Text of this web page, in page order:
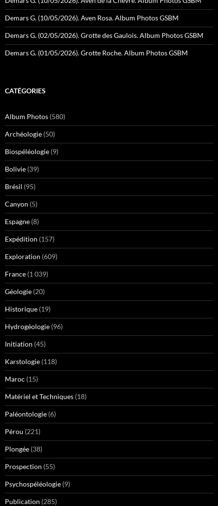
Demars G. (10/05/2026). Aven Rosa. Album Photos GSBM
Demars G. (02/05/2026). Grotte des Gaulois. Album Photos GSBM
Demars G. (01/05/2026). Grotte Roche. Album Photos GSBM
CATÉGORIES
Album Photos (580)
Archéologie (50)
Biospéléologie (9)
Bolivie (39)
Brésil (95)
Canyon (5)
Espagne (8)
Expédition (157)
Exploration (609)
France (1 039)
Géologie (20)
Historique (19)
Hydrogéologie (96)
Initiation (45)
Karstologie (118)
Maroc (15)
Matériel et Techniques (18)
Paléontologie (6)
Pérou (221)
Plongée (38)
Prospection (55)
Psychospéléologie (9)
Publication (285)